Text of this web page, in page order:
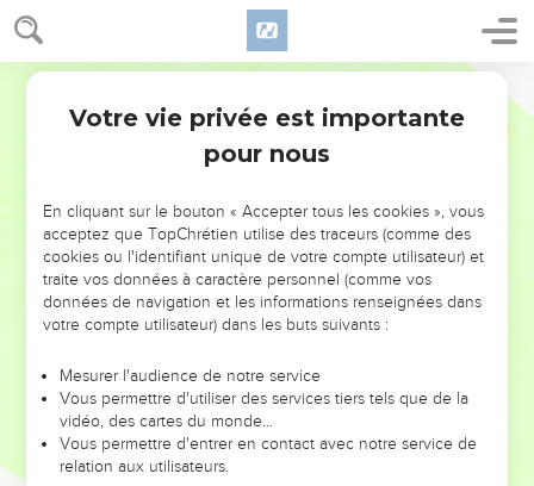
NE MANQUEZ PAS L’ÉVÉNEMENT
DE L’ANNÉE !
ET SI LEURS ERREURS POUVAIENT VOUS ÉVITER LES
VOTRES ?
leur foi ou leur vision. Mais on voit moins les doutes, les erreurs
et les saisons difficiles qu'ils ont traversés, alors même que ce
sont elles qui les ont façonnés.
Dans cette conférence, leaders, entrepreneurs, et responsables
Votre vie privée est importante
pour nous
En cliquant sur le bouton « Accepter tous les cookies », vous
acceptez que TopChrétien utilise des traceurs (comme des
cookies ou l'identifiant unique de votre compte utilisateur) et
traite vos données à caractère personnel (comme vos
données de navigation et les informations renseignées dans
votre compte utilisateur) dans les buts suivants :
Mesurer l'audience de notre service
Vous permettre d'utiliser des services tiers tels que de la
vidéo, des cartes du monde…
Vous permettre d'entrer en contact avec notre service de
relation aux utilisateurs.